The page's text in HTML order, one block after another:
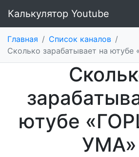
Калькулятор Youtube
Главная / Список каналов /
Cколько зарабатывает на
ютубе
УМА»